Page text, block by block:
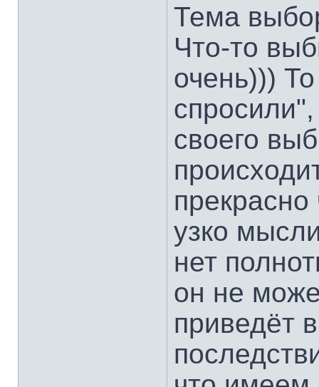
Тема
Что-то
очень)))
своего
узко
нет
он не
приведёт